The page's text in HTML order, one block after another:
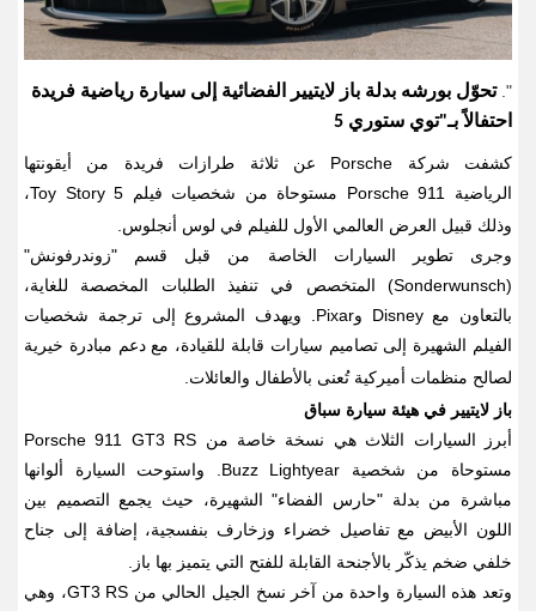
".تحوّل بورشه بدلة باز لايتيير الفضائية إلى سيارة رياضية فريدة
احتفالاً بـ"توي ستوري 5
كشفت شركة
عن ثلاثة طرازات فريدة من أيقونتها
الرياضية
مستوحاة من شخصيات فيلم
،
وذلك قبيل العرض العالمي الأول للفيلم في لوس أنجلوس.
وجرى تطوير السيارات الخاصة من قبل قسم "زوندرفونش"
(Sonderwunsch)
المتخصص في تنفيذ الطلبات المخصصة للغاية،
بالتعاون معDisney وPixar.
ويهدف المشروع إلى ترجمة شخصيات
الفيلم الشهيرة إلى تصاميم سيارات قابلة للقيادة، مع دعم مبادرة خيرية
لصالح منظمات أميركية تُعنى بالأطفال والعائلات.
باز لايتيير في هيئة سيارة سباق
أبرز السيارات الثلاث هي نسخة خاصة من
مستوحاة من شخصية
واستوحت السيارة ألوانها
مباشرة من بدلة "حارس الفضاء" الشهيرة، حيث يجمع التصميم بين
اللون الأبيض مع تفاصيل خضراء وزخارف بنفسجية، إضافة إلى جناح
خلفي ضخم يذكّر بالأجنحة القابلة للفتح التي يتميز بها باز .
وتعد هذه السيارة واحدة من آخر نسخ الجيل الحالي من
، وهي